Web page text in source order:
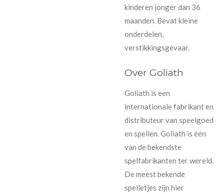
kinderen jonger dan 36
maanden. Bevat kleine
onderdelen,
verstikkingsgevaar.
Over Goliath
Goliath is een
internationale fabrikant en
distributeur van speelgoed
en spellen. Goliath is één
van de bekendste
spelfabrikanten ter wereld.
De meest bekende
spelletjes zijn hier